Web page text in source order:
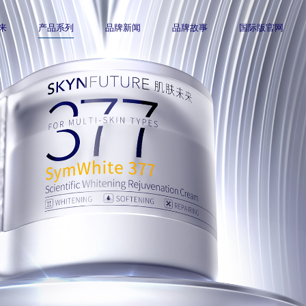
产品系列 品牌新闻 品牌故事 国际版官网